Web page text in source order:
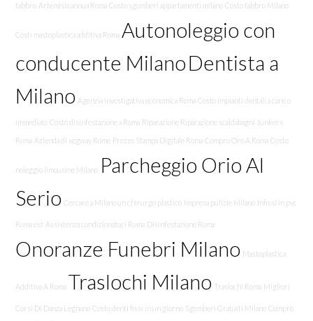
fabbro Artemisia annua Roma Costo sgomberi appartamenti milano Costo fabbro Milano
Costi mastoplastica additiva Roma Autonoleggio con
conducente MilanoDentista a
Milano Agenzia investigativa economica Roma Costo impianti dentali a carico
immediato Costo disinfestazione a Roma Riparazione Riparazione scaldabagni Junkers
Roma Azienda di segway Rome Prezzo Stampa Digitale Roma Compro Oro A Roma Costo
noleggio limousine Milano Parcheggio Orio Al
Serio Cercare a Milano un chirurgo plastico Impresa pulizie Milano Infissi in pvc
Roma est Assistenza condizionatori Roma Disinfestazione Roma
Onoranze Funebri Milano Mastoplastica
Additiva A Roma Traslochi Milano Traslochi Roma Migliori
Corsi Di Danza Legnano Costo denti fissi in un giorno Sgomberi Gratuiti Milano Compro